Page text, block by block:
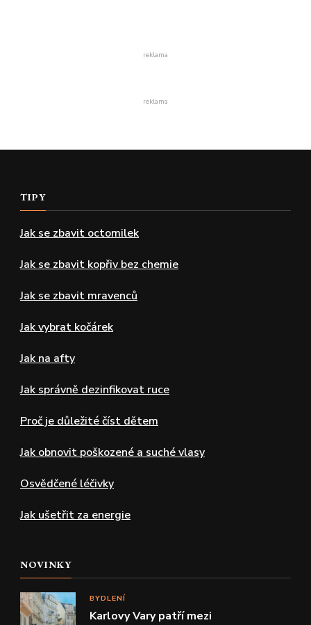
reklama
reklama
TIPY
Jak se zbavit octomilek
Jak se zbavit kopřiv bez chemie
Jak se zbavit mravenců
Jak vybrat kočárek
Jak na afty
Jak správně dezinfikovat ruce
Proč je důležité číst dětem
Jak obnovit poškozené a suché vlasy
Osvědčené léčivky
Jak ušetřit za energie
NOVINKY
BYDLENÍ
Karlovy Vary patří mezi